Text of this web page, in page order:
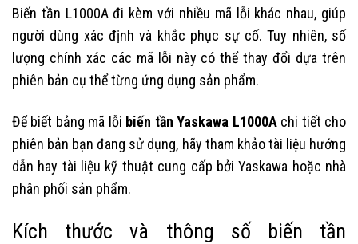
Biến tần L1000A đi kèm với nhiều mã lỗi khác nhau, giúp
người dùng xác định và khắc phục sự cố. Tuy nhiên, số
lượng chính xác các mã lỗi này có thể thay đổi dựa trên
phiên bản cụ thể từng ứng dụng sản phẩm.
Để biết bảng mã lỗi biến tần Yaskawa L1000Achi tiết cho
phiên bản bạn đang sử dụng, hãy tham khảo tài liệu hướng
dẫn hay tài liệu kỹ thuật cung cấp bởi Yaskawa hoặc nhà
phân phối sản phẩm.
Kích thước và thông số biến tần